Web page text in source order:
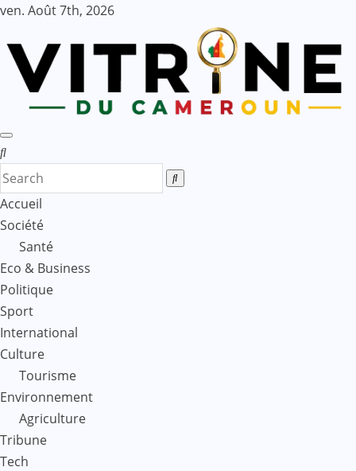
Skip
content
ven. Août 7th, 2026
Accueil
Société
Santé
Eco & Business
Politique
Sport
International
Culture
Tourisme
Environnement
Agriculture
Tribune
Tech